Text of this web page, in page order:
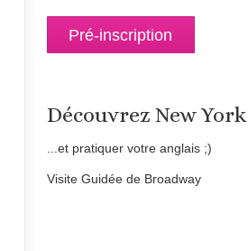
Pré-inscription
Découvrez New York
...et pratiquer votre anglais ;)
Visite Guidée de Broadway